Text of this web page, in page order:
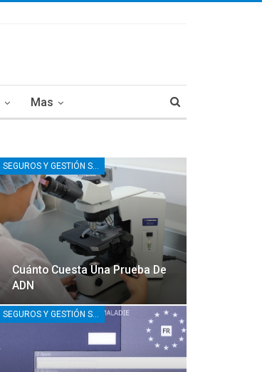
Mas
SEGUROS Y GESTIÓN SANITARIA
Cuánto Cuesta Una Prueba De
ADN